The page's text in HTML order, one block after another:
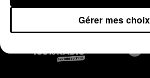
Gérer mes choix